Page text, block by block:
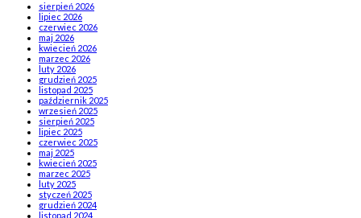
sierpień 2026
lipiec 2026
czerwiec 2026
maj 2026
kwiecień 2026
marzec 2026
luty 2026
grudzień 2025
listopad 2025
październik 2025
wrzesień 2025
sierpień 2025
lipiec 2025
czerwiec 2025
maj 2025
kwiecień 2025
marzec 2025
luty 2025
styczeń 2025
grudzień 2024
listopad 2024